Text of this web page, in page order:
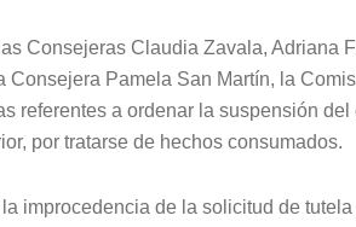
Consejeras Claudia Zavala, Adriana
Consejera Pamela San Martín, la
referentes a ordenar la suspensión
por tratarse de hechos consumados.
improcedencia de la solicitud de